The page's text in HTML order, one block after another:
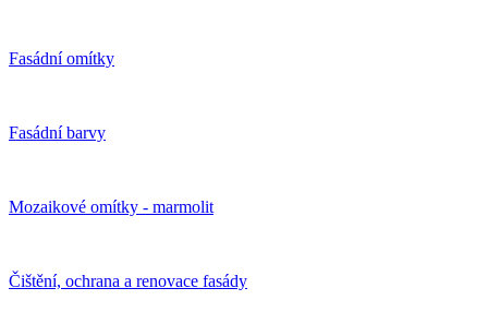
Fasádní omítky
Fasádní barvy
Mozaikové omítky - marmolit
Čištění, ochrana a renovace fasády